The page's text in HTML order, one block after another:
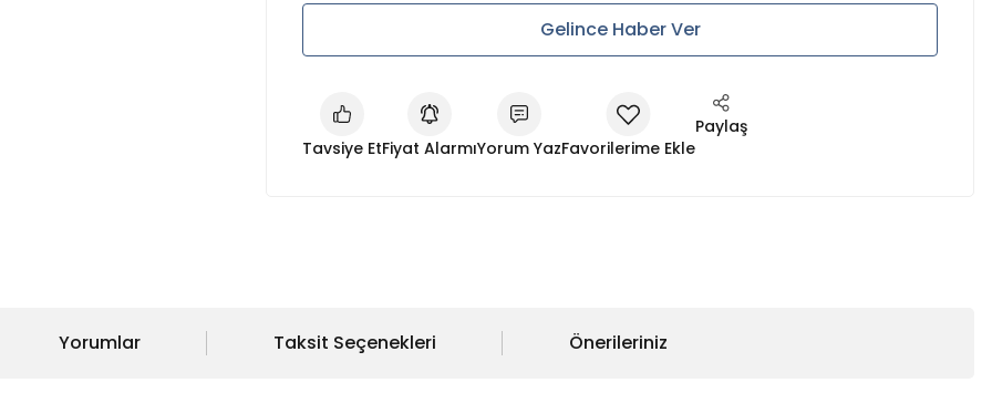
Gelince Haber Ver
Tavsiye EtFiyat AlarmıYorum Yaz
Paylaş
Yorumlar Taksit Seçenekleri Önerileriniz